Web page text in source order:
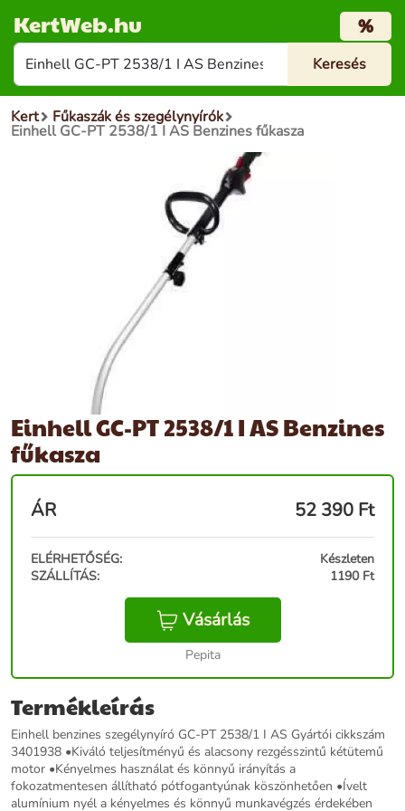
KertWeb.hu %
Kert Fűkaszák és szegélynyírók
Einhell GC-PT 2538/1 I AS Benzines fűkasza
Einhell GC-PT 2538/1 I AS Benzines
fűkasza
ÁR 52 390 Ft
ELÉRHETŐSÉG:
Készleten
SZÁLLÍTÁS:
1190 Ft
Vásárlás
Pepita
Termékleírás
Einhell benzines szegélynyíró GC-PT 2538/1 I AS Gyártói cikkszám
3401938 •Kiváló teljesítményű és alacsony rezgésszintű kétütemű
motor •Kényelmes használat és könnyű irányítás a
fokozatmentesen állítható pótfogantyúnak köszönhetően •Ívelt
alumínium nyél a kényelmes és könnyű munkavégzés érdekében